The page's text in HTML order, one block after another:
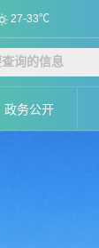
27-33℃
政务公开